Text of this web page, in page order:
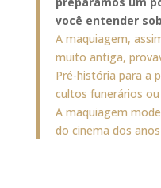
você entender
A maquiagem,
muito antiga,
Pré-história para a
cultos funerários
A maquiagem
do cinema dos